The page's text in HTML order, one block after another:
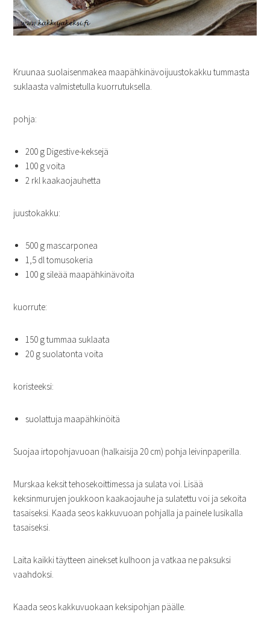
Kruunaa suolaisenmakea maapähkinävoijuustokakku tummasta
suklaasta valmistetulla kuorrutuksella.
pohja:
200 g Digestive-keksejä
100 g voita
2 rkl kaakaojauhetta
juustokakku:
500 g mascarponea
1,5 dl tomusokeria
100 g sileää maapähkinävoita
kuorrute:
150 g tummaa suklaata
20 g suolatonta voita
koristeeksi:
suolattuja maapähkinöitä
Suojaa irtopohjavuoan (halkaisija 20 cm) pohja leivinpaperilla.
Murskaa keksit tehosekoittimessa ja sulata voi. Lisää
keksinmurujen joukkoon kaakaojauhe ja sulatettu voi ja sekoita
tasaiseksi. Kaada seos kakkuvuoan pohjalla ja painele lusikalla
tasaiseksi.
Laita kaikki täytteen ainekset kulhoon ja vatkaa ne paksuksi
vaahdoksi.
Kaada seos kakkuvuokaan keksipohjan päälle.